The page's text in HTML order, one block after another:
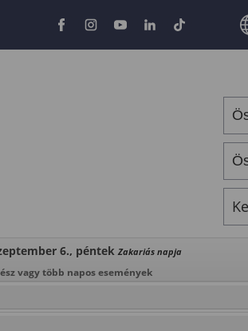
6., péntekZakariás napja
vagy több napos események